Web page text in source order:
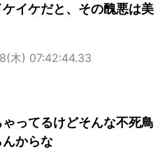
イケだと、その醜悪は美
木) 07:42:44.33
ってるけどそんな不死鳥
からな